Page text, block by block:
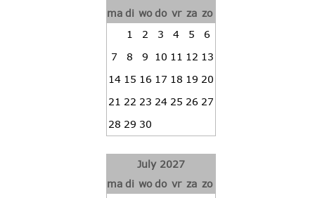
ma di wodo vr za zo
1
2 3 4 5
6
7
8 9 10 11 12 13
14 15 16 17 18 19 20
21 22 23 24 25 26 27
28 29 30
July 2027
ma di wodo vr za zo